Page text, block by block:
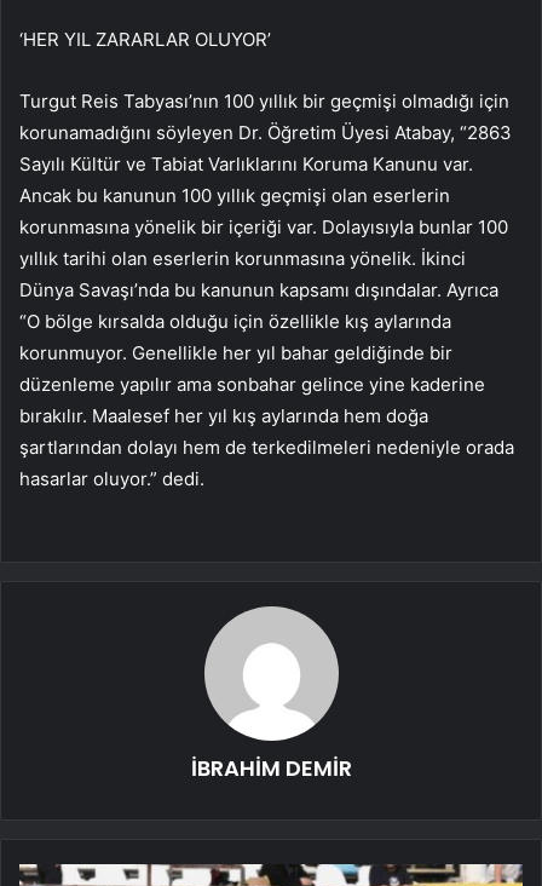
‘HER YIL ZARARLAR OLUYOR’
Turgut Reis Tabyası’nın 100 yıllık bir geçmişi olmadığı için
korunamadığını söyleyen Dr. Öğretim Üyesi Atabay, “2863
Sayılı Kültür ve Tabiat Varlıklarını Koruma Kanunu var.
Ancak bu kanunun 100 yıllık geçmişi olan eserlerin
korunmasına yönelik bir içeriği var. Dolayısıyla bunlar 100
yıllık tarihi olan eserlerin korunmasına yönelik. İkinci
Dünya Savaşı’nda bu kanunun kapsamı dışındalar. Ayrıca
“O bölge kırsalda olduğu için özellikle kış aylarında
korunmuyor. Genellikle her yıl bahar geldiğinde bir
düzenleme yapılır ama sonbahar gelince yine kaderine
bırakılır. Maalesef her yıl kış aylarında hem doğa
şartlarından dolayı hem de terkedilmeleri nedeniyle orada
hasarlar oluyor.” dedi.
İBRAHİM DEMİR